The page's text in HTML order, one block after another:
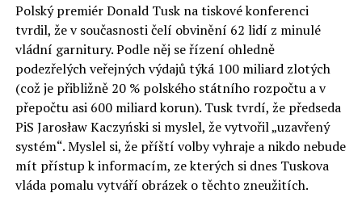
Otázky spojené s vývojem umělé inteligence budou na
fóru AI zvláště diskutovanou oblastí. Fórum AI bude
zahrnovat vyhrazenou tematickou trať skládající se z
panelů, prezentací, workshopů a speciálních akcí.
Budou diskutovány klíčové otázky vlivu umělé
inteligence ve společnosti, ale i v sektoru veřejných a
komerčních služeb. Budou se diskutovat problémy a
výzvy, kterým bude muset trh čelit tváří v tvář zásadním
technologickým změnám. Účastníci fóra také zváží, do
Polský premiér Donald Tusk na tiskové konferenci
tvrdil, že v současnosti čelí obvinění 62 lidí z minulé
vládní garnitury. Podle něj se řízení ohledně
podezřelých veřejných výdajů týká 100 miliard zlotých
(což je přibližně 20 % polského státního rozpočtu a v
přepočtu asi 600 miliard korun). Tusk tvrdí, že předseda
PiS Jarosław Kaczyński si myslel, že vytvořil „uzavřený
systém“. Myslel si, že příští volby vyhraje a nikdo nebude
mít přístup k informacím, ze kterých si dnes Tuskova
vláda pomalu vytváří obrázek o těchto zneužitích.